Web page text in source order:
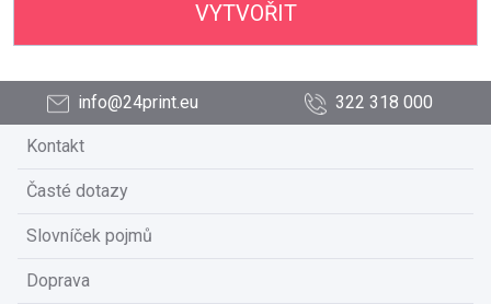
VYTVOŘIT
info@24print.eu 322 318 000
Kontakt
Časté dotazy
Slovníček pojmů
Doprava